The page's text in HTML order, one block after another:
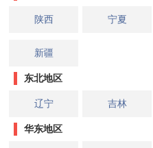
陕西 宁夏
新疆
东北地区
辽宁 吉林
华东地区